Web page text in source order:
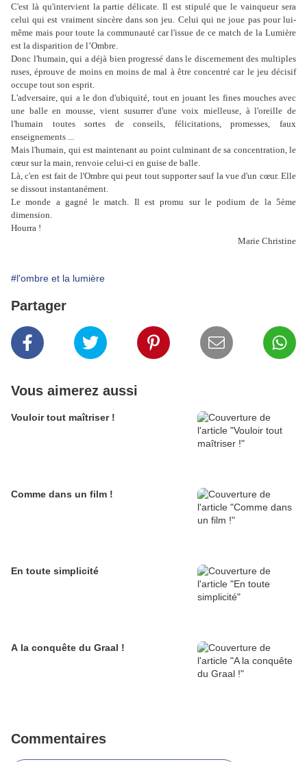
C'est là qu'intervient la partie délicate. Il est stipulé que le vainqueur sera
celui qui est vraiment sincère dans son jeu. Celui qui ne joue pas pour lui-
même mais pour toute la communauté car l'issue de ce match de la Lumière
est la disparition de l’Ombre.
Donc l'humain, qui a déjà bien progressé dans le discernement des multiples
ruses, éprouve de moins en moins de mal à être concentré car le jeu décisif
occupe tout son esprit.
L'adversaire, qui a le don d'ubiquité, tout en jouant les fines mouches avec
une balle en mousse, vient susurrer d'une voix mielleuse, à l'oreille de
l'humain toutes sortes de conseils, félicitations, promesses, faux
enseignements ...
Mais l'humain, qui est maintenant au point culminant de sa concentration, le
cœur sur la main, renvoie celui-ci en guise de balle.
Là, c'en est fait de l'Ombre qui peut tout supporter sauf la vue d'un cœur. Elle
se dissout instantanément.
Le monde a gagné le match. Il est promu sur le podium de la 5ème
dimension.
Hourra !
Marie Christine
#l'ombre et la lumière
Partager
Vous aimerez aussi
Vouloir tout maîtriser !
Comme dans un film !
En toute simplicité
A la conquête du Graal !
Commentaires